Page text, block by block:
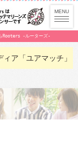
Rooters -ルーターズ-
ア「ユアマッチ」